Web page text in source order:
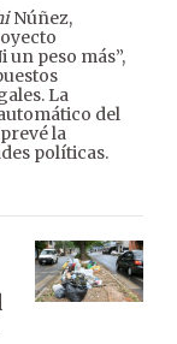
Núñez,
peso más”,
La
del
la
políticas.